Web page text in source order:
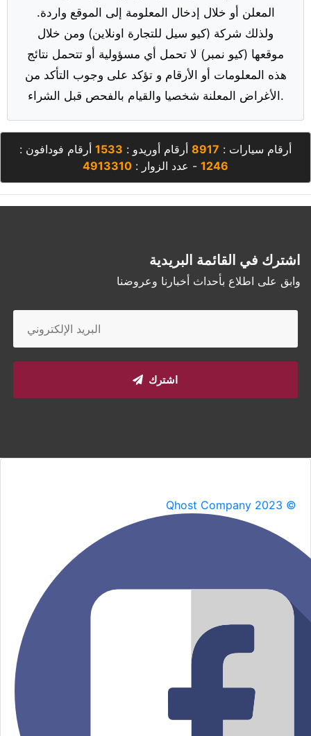
المعلن أو خلال إدخال المعلومة إلى الموقع واردة.
ولذلك شركة (كيو سيل للتجارة اونلاين) ومن خلال
موقعها (كيو نمبر) لا تحمل أي مسؤولية أو تتحمل نتائج
هذه المعلومات أو الأرقام و تؤكد على وجوب التأكد من
الأغراض المعلنة شخصيا والقيام بالفحص قبل الشراء.
أرقام سيارات : 8917 أرقام أوريدو : 1533 أرقام فودافون :
1246 - عدد الزوار : 4913310
اشترك في القائمة البريدية
وابق على اطلاع بأحداث أخبارنا وعروضنا
اشترك
Qhost Company 2023 ©